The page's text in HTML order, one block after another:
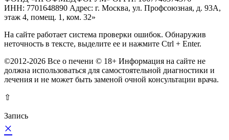
ИНН: 7701648890 Адрес: г. Москва, ул. Профсоюзная, д. 93А,
этаж 4, помещ. 1, ком. 32»
На сайте работает система проверки ошибок. Обнаружив
неточность в тексте, выделите ее и нажмите Ctrl + Enter.
©2012-2026 Все о печени © 18+ Информация на сайте не
должна использоваться для самостоятельной диагностики и
лечения и не может быть заменой очной консультации врача.
⇧
Запись
×